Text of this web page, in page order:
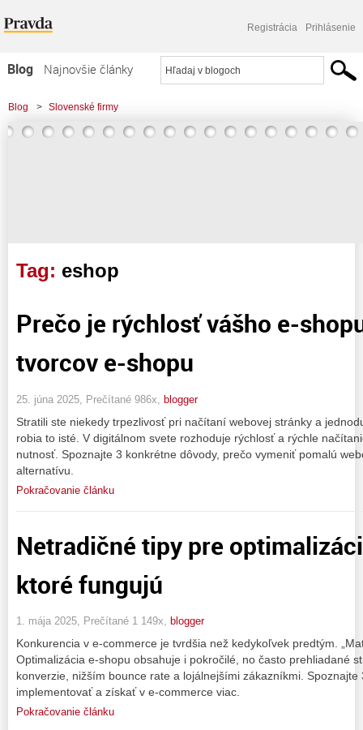
Registrácia Prihlásenie
Blog
Najnovšie články
Najčítanejšie články
Najkomentovanejšie články
Blog > Slovenské firmy
Tag: eshop
Prečo je rýchlosť vášho e-
tvorcov e-shopu
25. júna 2025, Prečítané 986x, blogger
Stratili ste niekedy trpezlivosť pri načítaní webovej stránky a
robia to isté. V digitálnom svete rozhoduje rýchlosť a rýchle
nutnosť. Spoznajte 3 konkrétne dôvody, prečo vymeniť pomalú
alternatívu.
Pokračovanie článku
Netradičné tipy pre
ktoré fungujú
1. mája 2025, Prečítané 1 149x, blogger
Konkurencia v e-commerce je tvrdšia než kedykoľvek predtým.
Optimalizácia e-shopu obsahuje i pokročilé, no často prehliadané
konverzie, nižším bounce rate a lojálnejšími zákazníkmi.
implementovať a získať v e-commerce viac.
Pokračovanie článku